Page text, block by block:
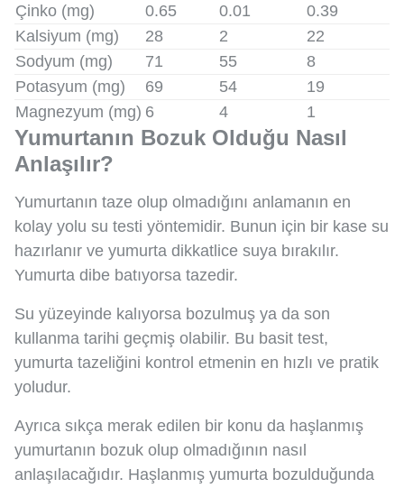
Çinko (mg)
0.65 0.01
0.39
Kalsiyum (mg)
28 2
22
Sodyum (mg)
71 55
8
Potasyum (mg)
69 54
19
Magnezyum (mg) 6 4 1
Yumurtanın Bozuk Olduğu Nasıl
Anlaşılır?
Yumurtanın taze olup olmadığını anlamanın en
kolay yolu su testi yöntemidir. Bunun için bir kase su
hazırlanır ve yumurta dikkatlice suya bırakılır.
Yumurta dibe batıyorsa tazedir.
Su yüzeyinde kalıyorsa bozulmuş ya da son
kullanma tarihi geçmiş olabilir. Bu basit test,
yumurta tazeliğini kontrol etmenin en hızlı ve pratik
yoludur.
Ayrıca sıkça merak edilen bir konu da haşlanmış
yumurtanın bozuk olup olmadığının nasıl
anlaşılacağıdır. Haşlanmış yumurta bozulduğunda